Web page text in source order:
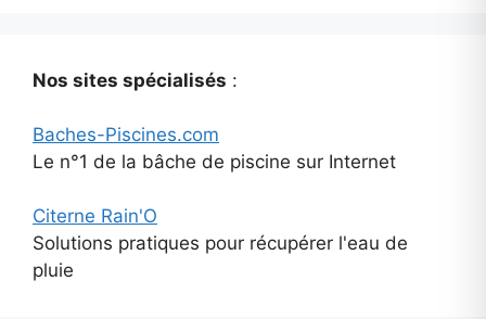
Nos sites spécialisés :
Baches-Piscines.com
Le n°1 de la bâche de piscine sur Internet
Citerne Rain'O
Solutions pratiques pour récupérer l'eau de
pluie